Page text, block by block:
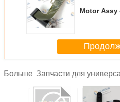
Motor Assy
Больше Запчасти для